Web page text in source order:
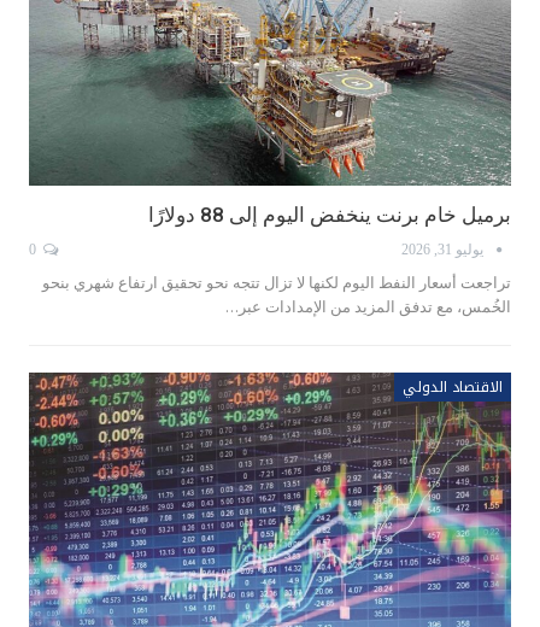
برميل خام ‌برنت ينخفض اليوم إلى 88 دولارًا
يوليو 31, 2026
تراجعت أسعار النفط اليوم لكنها لا تزال تتجه نحو تحقيق ارتفاع شهري بنحو
الخُمس، مع تدفق المزيد من الإمدادات عبر…
الاقتصاد الدولي